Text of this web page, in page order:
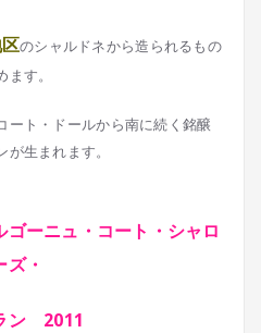
のシャルドネから造られるもの
す。
ート・ドールから南に続く銘醸
生まれます。
ゴーニュ・コート・シャロ
ズ・
ン 2011